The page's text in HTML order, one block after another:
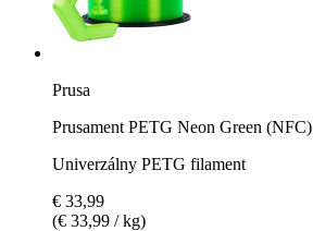
Prusa
Prusament PETG Neon Green (NFC)
Univerzálny PETG filament
€ 33,99
(€ 33,99 / kg)